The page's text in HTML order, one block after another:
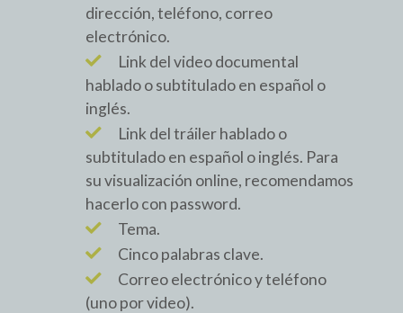
dirección, teléfono, correo
electrónico.
Link del video documental
hablado o subtitulado en español o
inglés.
Link del tráiler hablado o
subtitulado en español o inglés. Para
su visualización online, recomendamos
hacerlo con password.
Tema.
Cinco palabras clave.
Correo electrónico y teléfono
(uno por video).